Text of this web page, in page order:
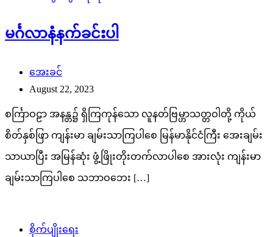
မင်္ဂလာနံနက်ခင်းပါ
အေးခင်
August 22, 2023
စင်္ကြာဝဠာ အနန္တ၌ ရှိကြကုန်သော လူနတ်ဗြမ္ဟာသတ္တဝါတို့ ကိုယ်
စိတ်နှစ်ဖြာ ကျန်းမာ ချမ်းသာကြပါစေ မြန်မာနိုင်ငံကြီး အေးချမ်း
သာယာပြီး အမြန်ဆုံး ဖွံ့ဖြိုးတိုးတက်လာပါစေ အားလုံး ကျန်းမာ
ချမ်းသာကြပါစေ သဘာဝဘေး […]
စိုက်ပျိုးရေး